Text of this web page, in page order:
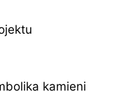
kamieni